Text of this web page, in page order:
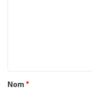
t
a
Nom*